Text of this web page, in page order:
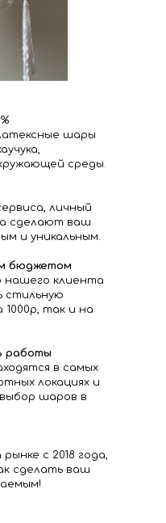
шары
среды.
личный
сделают ваш
и уникальным.
бюджетом
нашего клиента
стильную
1000р, так и на
работы
в самых
локациях и
шаров в
с 2018 года,
сделать ваш